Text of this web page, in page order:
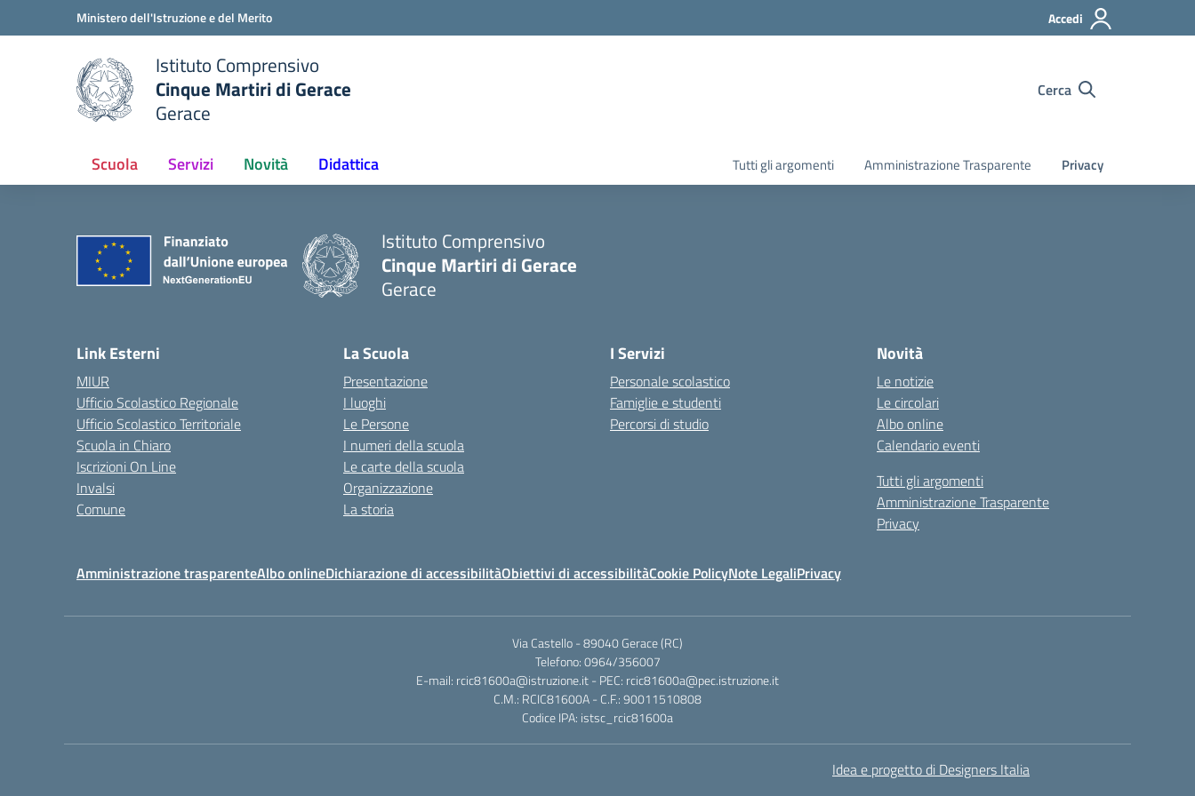
Vai ai contenuti
Vai al menu di navigazioneMinistero dell'Istruzione e del Merito Accedi
scuola
Istituto Comprensivo
Cinque Martiri di Gerace
Gerace
Cerca
Scuola Servizi Novità Didattica Tutti gli argomenti Amministrazione Trasparente Privacy
Istituto Comprensivo
Cinque Martiri di Gerace
Gerace
Link Esterni
MIUR
Ufficio Scolastico Regionale
Ufficio Scolastico Territoriale
Scuola in Chiaro
Iscrizioni On Line
Invalsi
Comune
La Scuola
Presentazione
I luoghi
Le Persone
I numeri della scuola
Le carte della scuola
Organizzazione
La storia
I Servizi
Personale scolastico
Famiglie e studenti
Percorsi di studio
Novità
Le notizie
Le circolari
Albo online
Calendario eventi
Tutti gli argomenti
Amministrazione Trasparente
Privacy
Amministrazione trasparenteAlbo onlineDichiarazione di accessibilitàObiettivi di accessibilitàCookie PolicyNote LegaliPrivacy
Via Castello - 89040 Gerace (RC)
Telefono: 0964/356007
E-mail: rcic81600a@istruzione.it - PEC: rcic81600a@pec.istruzione.it
C.M.: RCIC81600A - C.F.: 90011510808
Codice IPA: istsc_rcic81600a
Idea e progetto di Designers Italia